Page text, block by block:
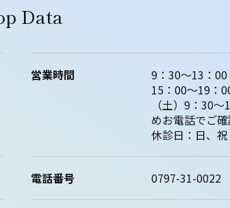
Data
営業時間
9：30～13：00
15：00～19：
（土）9：30
めお電話でご確
休診日：日、祝
電話番号 0797-31-0022